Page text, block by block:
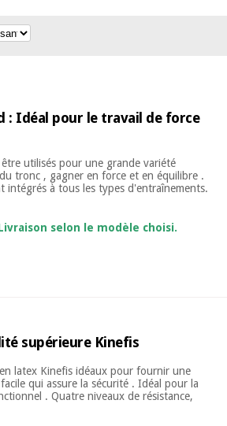
: Idéal pour le travail de force
utilisés pour une grande variété
tronc , gagner en force et en équilibre .
intégrés à tous les types d'entraînements.
selon le modèle choisi.
supérieure Kinefis
latex Kinefis idéaux pour fournir une
qui assure la sécurité . Idéal pour la
. Quatre niveaux de résistance,